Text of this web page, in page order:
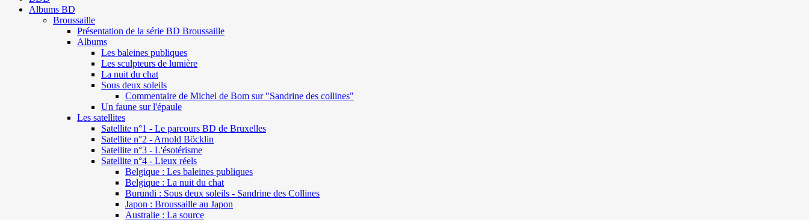
Albums BD
Broussaille
Présentation de la série BD Broussaille
Albums
Les baleines publiques
Les sculpteurs de lumière
La nuit du chat
Sous deux soleils
Commentaire de Michel de Bom sur "Sandrine des collines"
Un faune sur l'épaule
Les satellites
Satellite n°1 - Le parcours BD de Bruxelles
Satellite n°2 - Arnold Böcklin
Satellite n°3 - L'ésotérisme
Satellite n°4 - Lieux réels
Belgique : Les baleines publiques
Belgique : La nuit du chat
Burundi : Sous deux soleils - Sandrine des Collines
Japon : Broussaille au Japon
Australie : La source